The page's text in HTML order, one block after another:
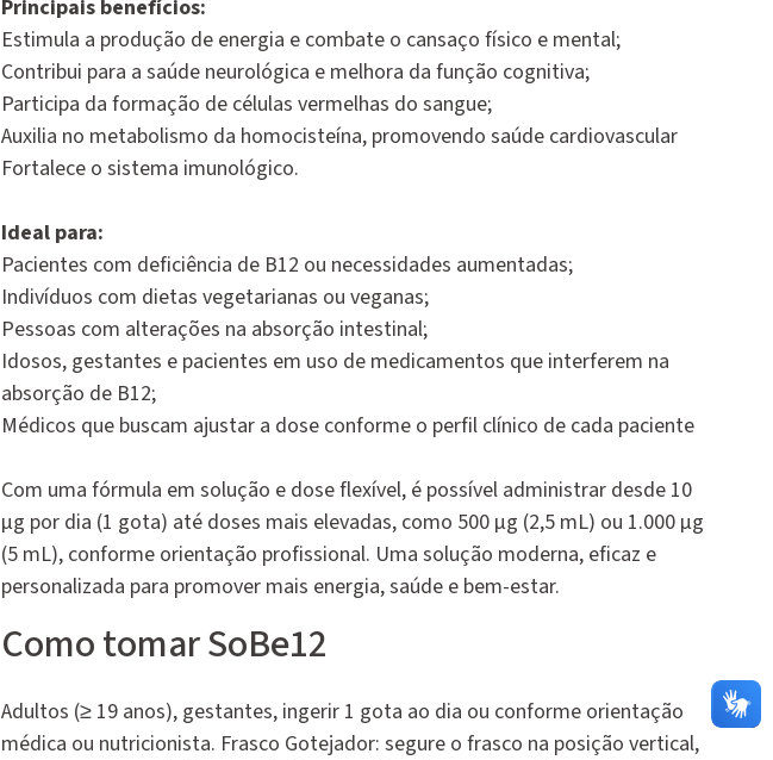
Principais benefícios:
Estimula a produção de energia e combate o cansaço físico e mental;
Contribui para a saúde neurológica e melhora da função cognitiva;
Participa da formação de células vermelhas do sangue;
Auxilia no metabolismo da homocisteína, promovendo saúde cardiovascular
Fortalece o sistema imunológico.
Ideal para:
Pacientes com deficiência de B12 ou necessidades aumentadas;
Indivíduos com dietas vegetarianas ou veganas;
Pessoas com alterações na absorção intestinal;
Idosos, gestantes e pacientes em uso de medicamentos que interferem na
absorção de B12;
Médicos que buscam ajustar a dose conforme o perfil clínico de cada paciente
Com uma fórmula em solução e dose flexível, é possível administrar desde 10
µg por dia (1 gota) até doses mais elevadas, como 500 µg (2,5 mL) ou 1.000 µg
(5 mL), conforme orientação profissional. Uma solução moderna, eficaz e
personalizada para promover mais energia, saúde e bem-estar.
Como tomar SoBe12
Adultos (≥ 19 anos), gestantes, ingerir 1 gota ao dia ou conforme orientação
médica ou nutricionista. Frasco Gotejador: segure o frasco na posição vertical,